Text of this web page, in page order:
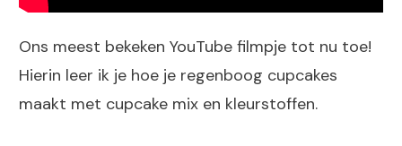
Ons meest bekeken YouTube filmpje tot nu toe!
Hierin leer ik je hoe je regenboog cupcakes
maakt met cupcake mix en kleurstoffen.